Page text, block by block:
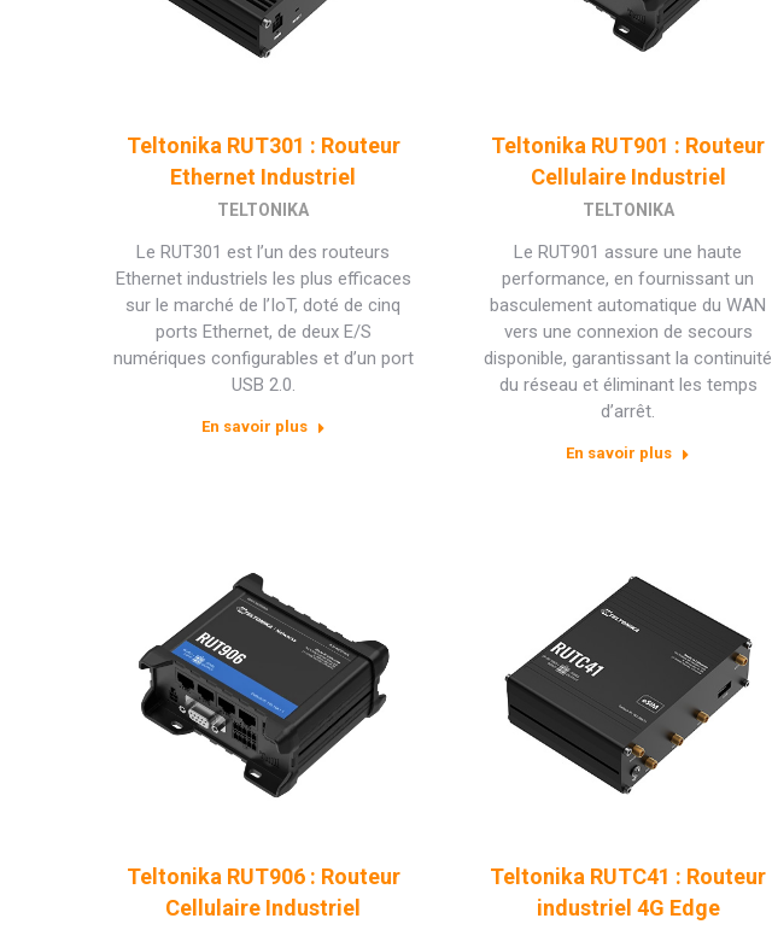
Teltonika RUT301 : Routeur
Ethernet Industriel
TELTONIKA
Le RUT301 est l’un des routeurs
Ethernet industriels les plus efficaces
sur le marché de l’IoT, doté de cinq
ports Ethernet, de deux E/S
numériques configurables et d’un port
USB 2.0.
En savoir plus
Teltonika RUT901 : Routeur
Cellulaire Industriel
TELTONIKA
Le RUT901 assure une haute
performance, en fournissant un
basculement automatique du WAN
vers une connexion de secours
disponible, garantissant la continuité
du réseau et éliminant les temps
d’arrêt.
En savoir plus
Teltonika RUT906 : Routeur
Cellulaire Industriel
Teltonika RUTC41 : Routeur
industriel 4G Edge